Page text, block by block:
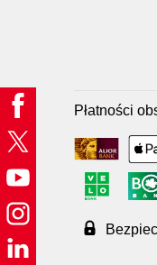
Płatności